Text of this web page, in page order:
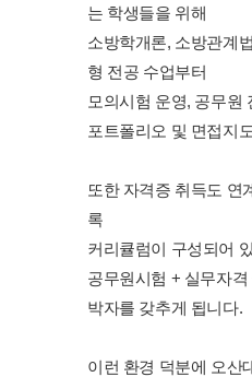
는 학생들을 위해
소방학개론, 소방관계
형 전공 수업부터
모의시험 운영, 공무원
포트폴리오 및 면접지
또한 자격증 취득도 연
록
커리큘럼이 구성되어
공무원시험 + 실무자
박자를 갖추게 됩니다.
이런 환경 덕분에 오산